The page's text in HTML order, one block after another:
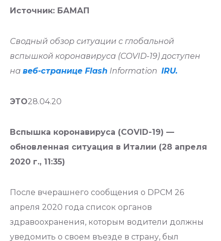
Источник: БАМАП
Сводный обзор ситуации с глобальной
вспышкой коронавируса (COVID-19) доступен
на веб-странице Flash Information IRU.
ЭТО28.04.20
Вспышка коронавируса (COVID-19) —
обновленная ситуация в Италии (28 апреля
2020 г., 11:35)
После вчерашнего сообщения о DPCM 26
апреля 2020 года список органов
здравоохранения, которым водители должны
уведомить о своем въезде в страну, был